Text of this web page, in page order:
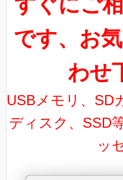
です、お
わせ
USBメモリ、SD
ディスク、SSD
ッ